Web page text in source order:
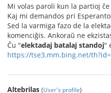
Mi volas paroli kun la partioj
Kaj mi demandos pri
Sed la varmiga fazo de la
komenciĝis. Ankoraŭ ne
Ĉu "elektadaj batalaj standoj"
https://tse3.mm.bing.net/
Altebrilas (User's profile)